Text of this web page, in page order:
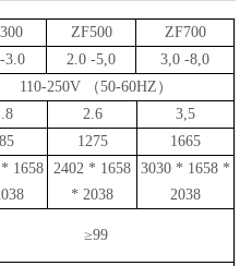
00 ZF500
ZF700
3.0 2.0 -5,0 3,0 -8,0
110-250V （50-60HZ）
2.6
3,5
1275
1665
1658
2402 * 1658
* 2038
3030 * 1658 *
2038
≥99